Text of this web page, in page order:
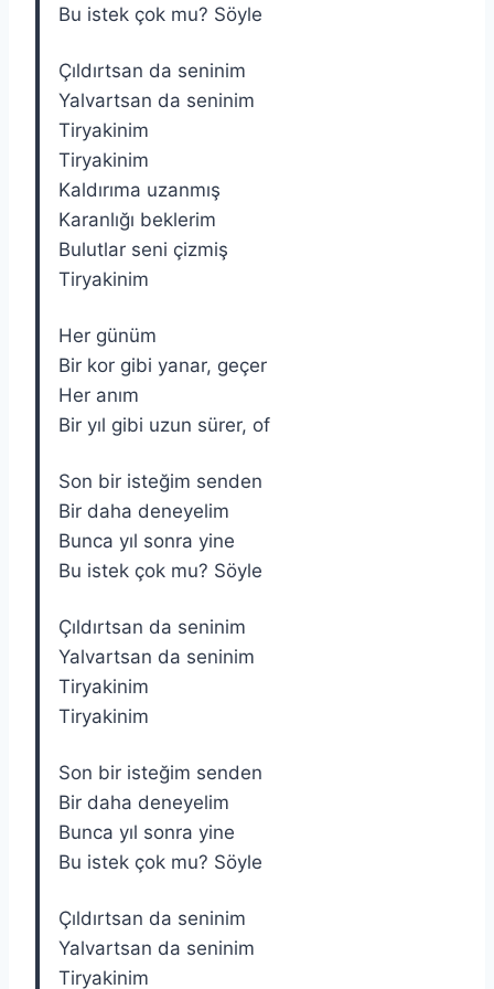
Bu istek çok mu? Söyle
Çıldırtsan da seninim
Yalvartsan da seninim
Tiryakinim
Tiryakinim
Kaldırıma uzanmış
Karanlığı beklerim
Bulutlar seni çizmiş
Tiryakinim
Her günüm
Bir kor gibi yanar, geçer
Her anım
Bir yıl gibi uzun sürer, of
Son bir isteğim senden
Bir daha deneyelim
Bunca yıl sonra yine
Bu istek çok mu? Söyle
Çıldırtsan da seninim
Yalvartsan da seninim
Tiryakinim
Tiryakinim
Son bir isteğim senden
Bir daha deneyelim
Bunca yıl sonra yine
Bu istek çok mu? Söyle
Çıldırtsan da seninim
Yalvartsan da seninim
Tiryakinim